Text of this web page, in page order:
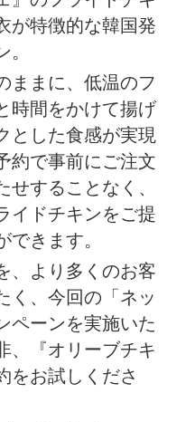
が特徴的な韓国発
ままに、低温のフ
時間をかけて揚げ
とした食感が実現
約で事前にご注文
することなく、
イドチキンをご提
きます。
、より多くのお客
く、今回の「ネッ
ペーンを実施いた
、『オリーブチキ
をお試しくださ